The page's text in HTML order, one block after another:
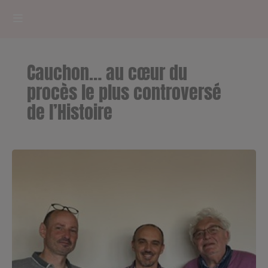
RADIOPLAYER
CK RADIO Line-up
PODCASTS
CONCOURS
Contact
Cauchon… au cœur du
procès le plus controversé
de l’Histoire